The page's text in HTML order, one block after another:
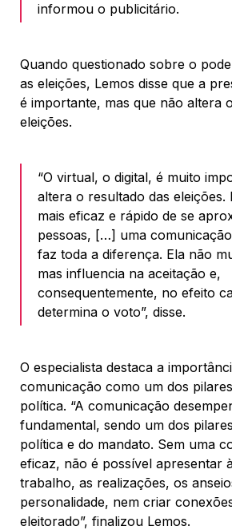
informou o publicitário.
Quando questionado sobre o
as eleições, Lemos disse que a
é importante, mas que não altera
eleições.
“O virtual, o digital, é muito
altera o resultado das eleições.
mais eficaz e rápido de se
pessoas, […] uma
faz toda a diferença. Ela não
mas influencia na aceitação e,
consequentemente, no efeito
determina o voto”, disse.
O especialista destaca a
comunicação como um dos
política. “A comunicação
fundamental, sendo um dos
política e do mandato. Sem uma
eficaz, não é possível apresentar
trabalho, as realizações, os
personalidade, nem criar
eleitorado”, finalizou Lemos.